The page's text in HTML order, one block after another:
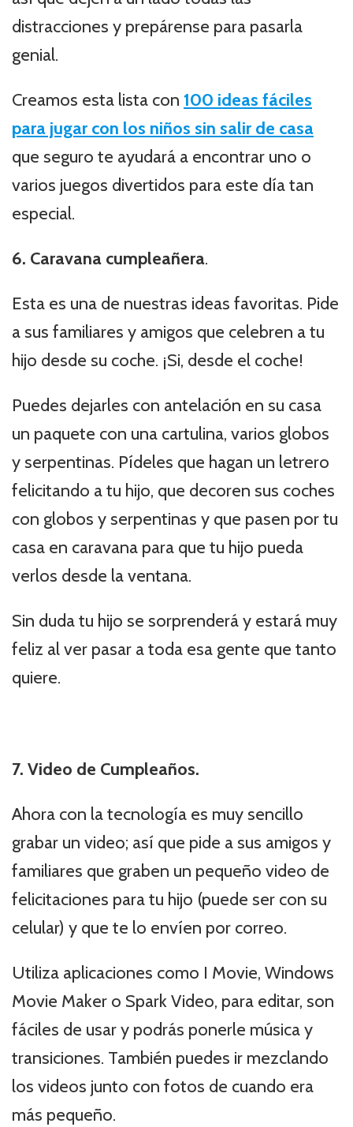
distracciones y prepárense para pasarla
genial.
Creamos esta lista con 100 ideas fáciles
para jugar con los niños sin salir de casa
que seguro te ayudará a encontrar uno o
varios juegos divertidos para este día tan
especial.
6. Caravana cumpleañera.
Esta es una de nuestras ideas favoritas. Pide
a sus familiares y amigos que celebren a tu
hijo desde su coche. ¡Si, desde el coche!
Puedes dejarles con antelación en su casa
un paquete con una cartulina, varios globos
y serpentinas. Pídeles que hagan un letrero
felicitando a tu hijo, que decoren sus coches
con globos y serpentinas y que pasen por tu
casa en caravana para que tu hijo pueda
verlos desde la ventana.
Sin duda tu hijo se sorprenderá y estará muy
feliz al ver pasar a toda esa gente que tanto
quiere.
7. Video de Cumpleaños.
Ahora con la tecnología es muy sencillo
grabar un video; así que pide a sus amigos y
familiares que graben un pequeño video de
felicitaciones para tu hijo (puede ser con su
celular) y que te lo envíen por correo.
Utiliza aplicaciones como I Movie, Windows
Movie Maker o Spark Video, para editar, son
fáciles de usar y podrás ponerle música y
transiciones. También puedes ir mezclando
los videos junto con fotos de cuando era
más pequeño.